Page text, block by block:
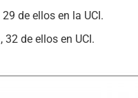
de ellos en la UCI.
de ellos en UCI.